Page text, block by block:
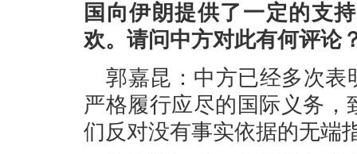
国向伊朗提供了一定的支
欢。请问中方对此有何评论
郭嘉昆：中方已经多次表
严格履行应尽的国际义务
们反对没有事实依据的无端